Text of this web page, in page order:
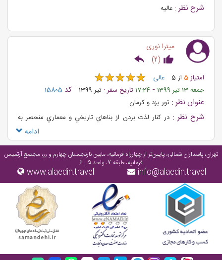
شرح نظر : عالیه
میترا نوری
(
2
)
امتیاز5 از 5 عالی ★★★★★
★★★★★
جمعه 13 تیر 1399 -
17:24تاریخ سفر : تیر 1399 کد 15805
عنوان نظر : تور يزد و كرمان
شرح نظر : در كنار لذت بردن از بناهاي تاريخي و معماري منحصر به
فردشون ميتونيد از سوغاتي هاي بي نظيرشون براي عزيزانتون تهيه كنيد.
به شدت پيشنهاد ميشه😍
ادامه
تهران، پاسداران شمالی، پایین‌تر از چهارراه فرمانیه، مابین نارنجستان چهارم و رز، مجتمع آرتمیس
فرمانیه، طبقه 7، واحد 5 , 6
info@alaedin.travel
www.alaedin.travel